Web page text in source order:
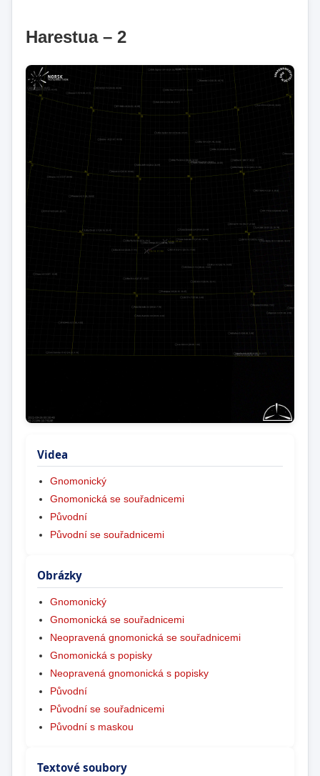
Harestua – 2
Videa
Gnomonický
Gnomonická se souřadnicemi
Původní
Původní se souřadnicemi
Obrázky
Gnomonický
Gnomonická se souřadnicemi
Neopravená gnomonická se souřadnicemi
Gnomonická s popisky
Neopravená gnomonická s popisky
Původní
Původní se souřadnicemi
Původní s maskou
Textové soubory